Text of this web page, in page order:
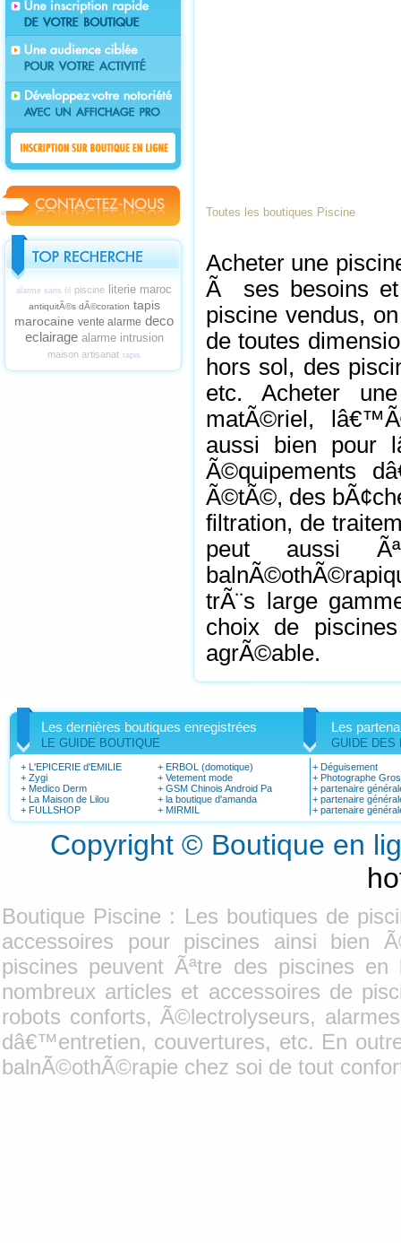
alarme sans fil piscine literie maroc
antiquitÃ©s dÃ©coration tapis
marocaine vente alarme deco
eclairage alarme intrusion
maison artisanat tapis
Toutes les boutiques Piscine
Acheter une
Ã ses besoins
piscine vendus,
de toutes
hors sol, des
etc. Acheter
matÃ©riel,
aussi bien pour
Ã©quipements
Ã©tÃ©, des
filtration, de
peut aussi
trÃ¨s large
choix de
agrÃ©able.
Les dernières boutiques enregistrées
LE GUIDE BOUTIQUE
Les
GUIDE DES
+ L'EPICERIE d'EMILIE
+ Zygi
+ Medico Derm
+ La Maison de Lilou
+ FULLSHOP
+ ERBOL (domotique)
+ Vetement mode
+ GSM Chinois Android Pa
+ la boutique d'amanda
+ MIRMIL
+ Déguisement
+ Photographe
+ partenaire
+ partenaire
+ partenaire
Copyright © Boutique en
Boutique Piscine : Les boutiques de
accessoires pour piscines ainsi bien
piscines peuvent Ãªtre des piscines
nombreux articles et accessoires de
robots conforts, Ã©lectrolyseurs,
dâ€™entretien, couvertures, etc. En
balnÃ©othÃ©rapie chez soi de tout